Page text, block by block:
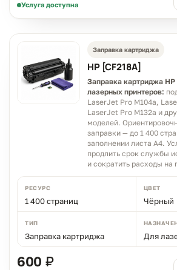
Услуга доступна
Заправка картриджа
HP [CF218A]
Заправка картриджа HP
лазерных принтеров:
LaserJet Pro M104a,
LaserJet Pro M132a и
моделей.
заправки — до 1 400
заполнении листа A4.
продлить срок службы
и сократить расходы на
РЕСУРС
1 400 страниц
ЦВЕТ
Чёрный
ТИП
Заправка картриджа Для
600 ₽